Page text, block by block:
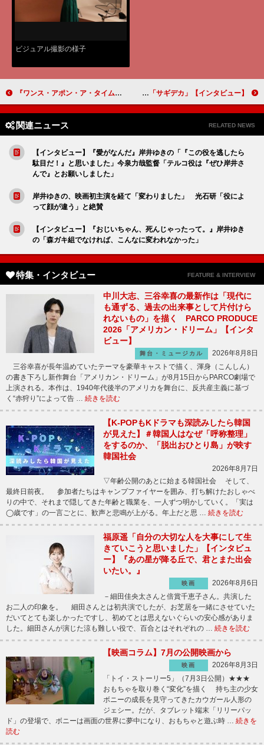
ビジュアル撮影の様子
『ワンス・アポン・ア・タイム・イン・ハリウッド』来日会見リポート レオナルド・ディカプリオ編 【インタビュー】「サギデカ」木村文乃「特殊詐欺がなぜなくならないのか。その理由が分かると思います」
関連ニュース RELATED NEWS
【インタビュー】『愛がなんだ』岸井ゆきの「『この役を逃したら
駄目だ！』と思いました」今泉力哉監督「テルコ役は『ぜひ岸井さ
んで』とお願いしました」
岸井ゆきの、映画初主演を経て「変わりました」 光石研「役によ
って顔が違う」と絶賛
【インタビュー】『おじいちゃん、死んじゃったって。』岸井ゆき
の「森ガキ組でなければ、こんなに変われなかった」
特集・インタビュー FEATURE & INTERVIEW
中川大志、三谷幸喜の最新作は「現代に
も通ずる、過去の出来事として片付けら
れないもの」を描く PARCO PRODUCE
2026「アメリカン・ドリーム」【インタ
ビュー】
舞台・ミュージカル
2026年8月8日
三谷幸喜が長年温めていたテーマを豪華キャストで描く、渾身（こんしん）
の書き下ろし新作舞台「アメリカン・ドリーム」が8月15日からPARCO劇場で
上演される。本作は、1940年代後半のアメリカを舞台に、反共産主義に基づ
く“赤狩り”によって告 … 続きを読む
【K-POPもKドラマも深読みしたら韓国
が見えた】＃韓国人はなぜ「呼称整理」
をするのか、「脱出おひとり島」が映す
韓国社会
2026年8月7日
▽年齢公開のあとに始まる韓国社会 そして、
最終日前夜。 参加者たちはキャンプファイヤーを囲み、打ち解けたおしゃべ
りの中で、それまで隠してきた年齢と職業を、一人ずつ明かしていく。「実は
◯歳です」の一言ごとに、歓声と悲鳴が上がる。年上だと思 … 続きを読む
福原遥「自分の大切な人を大事にして生
きていこうと思いました」【インタビュ
ー】『あの星が降る丘で、君とまた出会
いたい。』
映画
2026年8月6日
－細田佳央太さんと倍賞千恵子さん。共演した
お二人の印象を。 細田さんとは初共演でしたが、お芝居を一緒にさせていた
だいてとても楽しかったですし、初めてとは思えないぐらいの安心感がありま
した。細田さんが演じた涼も難しい役で、百合とはそれぞれの … 続きを読む
【映画コラム】7月の公開映画から
映画
2026年8月3日
「トイ・ストーリー5」（7月3日公開）★★★
おもちゃを取り巻く“変化”を描く 持ち主の少女
ボニーの成長を見守ってきたカウガール人形の
ジェシー。だが、タブレット端末「リリーパッ
ド」の登場で、ボニーは画面の世界に夢中になり、おもちゃと遊ぶ時 … 続きを
読む